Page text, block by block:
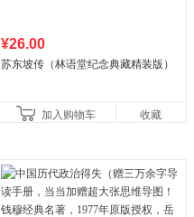
¥26.00
苏东坡传（林语堂纪念典藏精装版）
加入购物车 收藏